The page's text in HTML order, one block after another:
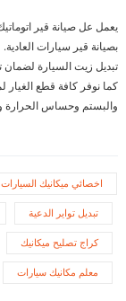
يعمل عل صيانة قير اتوماتيك
بصيانة قير سيارات العادية.
تبديل زيت السيارة لضمان
كما نوفر كافة قطع الغيار
والبستم وحساس الحرارة
اخصائي ميكانيك السيارات
تبديل تواير الدعية
كراج تصليح ميكانيك
معلم مكانيك سيارات